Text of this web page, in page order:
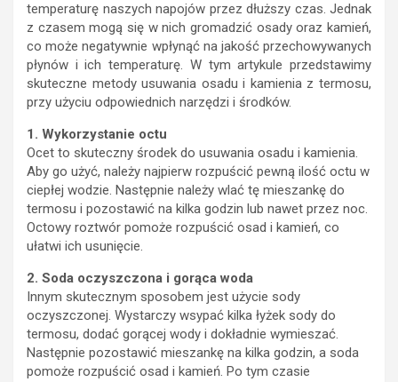
temperaturę naszych napojów przez dłuższy czas. Jednak
z czasem mogą się w nich gromadzić osady oraz kamień,
co może negatywnie wpłynąć na jakość przechowywanych
płynów i ich temperaturę. W tym artykule przedstawimy
skuteczne metody usuwania osadu i kamienia z termosu,
przy użyciu odpowiednich narzędzi i środków.
1. Wykorzystanie octu
Ocet to skuteczny środek do usuwania osadu i kamienia.
Aby go użyć, należy najpierw rozpuścić pewną ilość octu w
ciepłej wodzie. Następnie należy wlać tę mieszankę do
termosu i pozostawić na kilka godzin lub nawet przez noc.
Octowy roztwór pomoże rozpuścić osad i kamień, co
ułatwi ich usunięcie.
2. Soda oczyszczona i gorąca woda
Innym skutecznym sposobem jest użycie sody
oczyszczonej. Wystarczy wsypać kilka łyżek sody do
termosu, dodać gorącej wody i dokładnie wymieszać.
Następnie pozostawić mieszankę na kilka godzin, a soda
pomoże rozpuścić osad i kamień. Po tym czasie